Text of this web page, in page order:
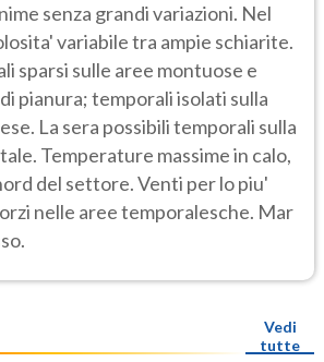
senza grandi variazioni. Nel
variabile tra ampie schiarite.
sparsi sulle aree montuose e
pianura; temporali isolati sulla
La sera possibili temporali sulla
Temperature massime in calo,
del settore. Venti per lo piu'
nelle aree temporalesche. Mar
Vedi
tutte